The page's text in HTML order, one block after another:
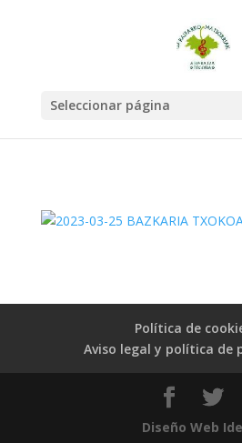
Seleccionar página
Política de
Aviso legal y política de
Diseño Web